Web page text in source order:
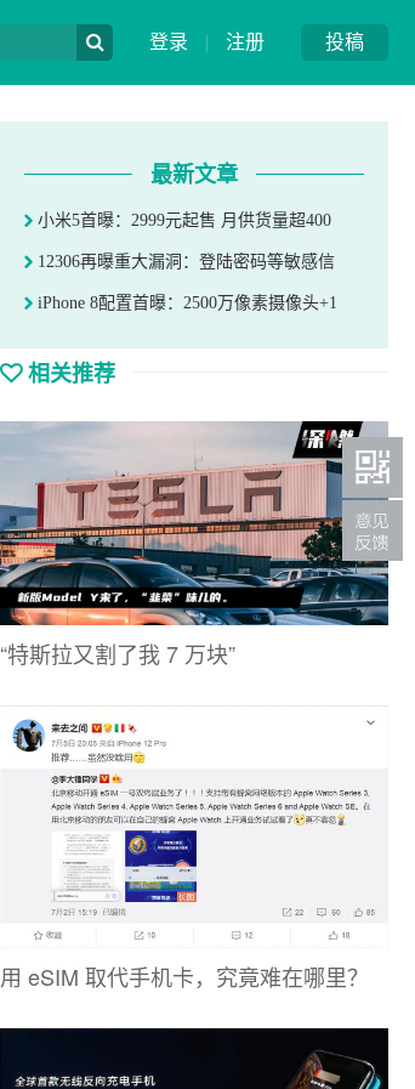
投稿
登录 | 注册
最新文章
小米5首曝：2999元起售 月供货量超400
12306再曝重大漏洞：登陆密码等敏感信
iPhone 8配置首曝：2500万像素摄像头+1
相关推荐
“特斯拉又割了我 7 万块”
用 eSIM 取代手机卡，究竟难在哪里？